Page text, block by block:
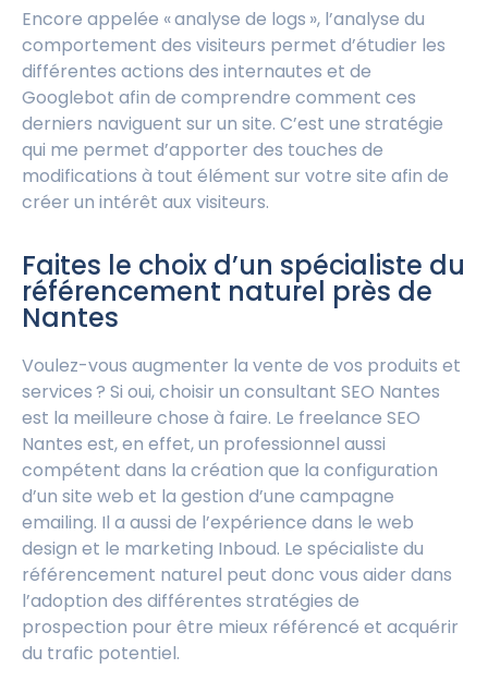
Encore appelée « analyse de logs », l’analyse du
comportement des visiteurs permet d’étudier les
différentes actions des internautes et de
Googlebot afin de comprendre comment ces
derniers naviguent sur un site. C’est une stratégie
qui me permet d’apporter des touches de
modifications à tout élément sur votre site afin de
créer un intérêt aux visiteurs.
Faites le choix d’un spécialiste du
référencement naturel près de
Nantes
Voulez-vous augmenter la vente de vos produits et
services ? Si oui, choisir un consultant SEO Nantes
est la meilleure chose à faire. Le freelance SEO
Nantes est, en effet, un professionnel aussi
compétent dans la création que la configuration
d’un site web et la gestion d’une campagne
emailing. Il a aussi de l’expérience dans le web
design et le marketing Inboud. Le spécialiste du
référencement naturel peut donc vous aider dans
l’adoption des différentes stratégies de
prospection pour être mieux référencé et acquérir
du trafic potentiel.